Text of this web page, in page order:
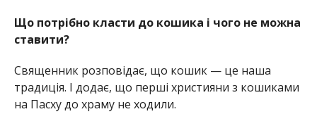
Що потрібно класти до кошика і чого не можна
ставити?
Священник розповідає, що кошик — це наша
традиція. І додає, що перші християни з кошиками
на Пасху до храму не ходили.